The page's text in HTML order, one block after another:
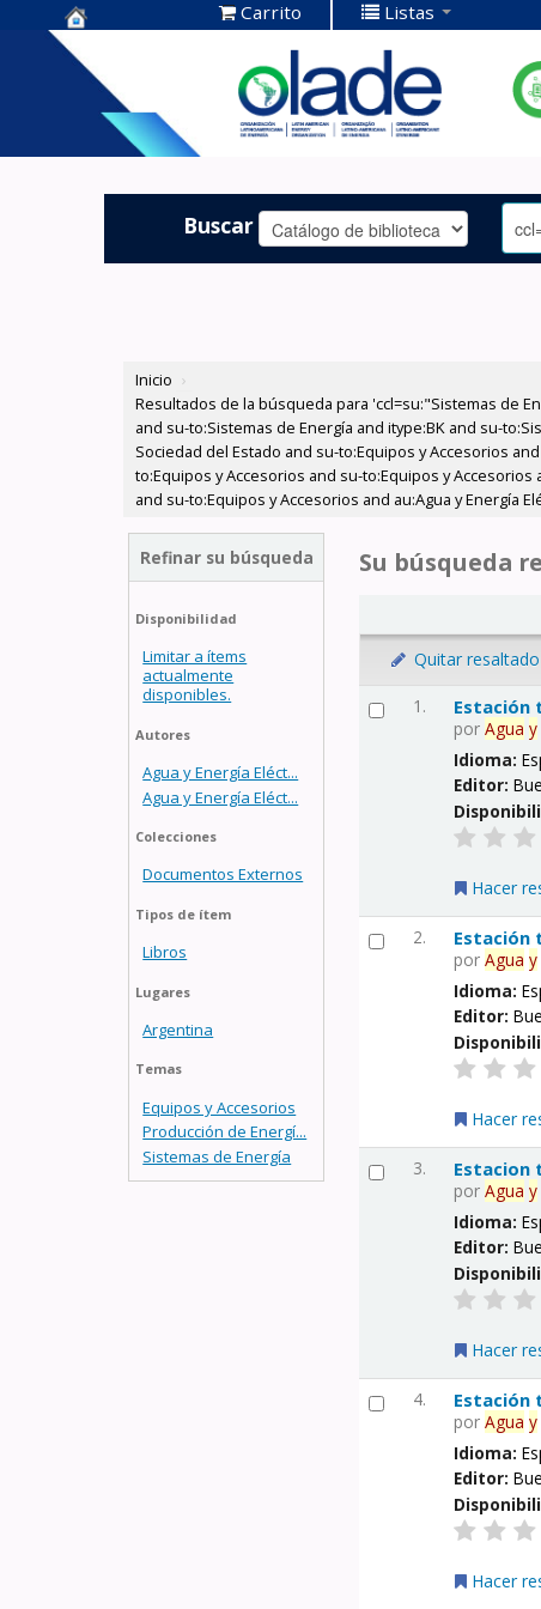
Centro de
Documentación
OLADE -
Carrito Listas
Buscar
Inicio ›
Resultados de la búsqueda para 'ccl=su:"Sistemas de
and su-to:Sistemas de Energía and itype:BK and su-
Sociedad del Estado and su-to:Equipos y Accesorios
to:Equipos y Accesorios and su-to:Equipos y Accesorios
and su-to:Equipos y Accesorios and au:Agua y Energía
Refinar su búsqueda
Disponibilidad
Limitar a ítems
actualmente
disponibles.
Autores
Agua y Energía Eléct...
Agua y Energía Eléct...
Colecciones
Documentos Externos
Tipos de ítem
Libros
Lugares
Argentina
Temas
Equipos y Accesorios
Producción de Energí...
Sistemas de Energía
Su búsqueda
Quitar resaltado
1. Estación
porAgua y
Idioma:
Editor:
Hacer
2. Estación
porAgua y
Idioma:
Editor:
Hacer
3. Estacion
porAgua y
Idioma:
Editor:
Hacer
4. Estación
porAgua y
Idioma:
Editor:
Hacer